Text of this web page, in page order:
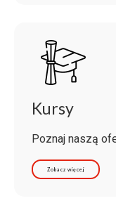
Kursy
Poznaj naszą
Zobacz więcej